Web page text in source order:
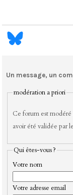
Un message, un
modération a priori
Ce forum est modéré
avoir été validée par
Qui êtes-vous ?
Votre nom
Votre adresse email